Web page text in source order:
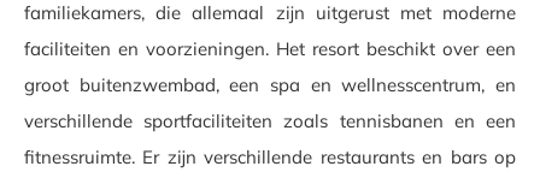
familiekamers, die allemaal zijn uitgerust met moderne
faciliteiten en voorzieningen. Het resort beschikt over een
groot buitenzwembad, een spa en wellnesscentrum, en
verschillende sportfaciliteiten zoals tennisbanen en een
fitnessruimte. Er zijn verschillende restaurants en bars op